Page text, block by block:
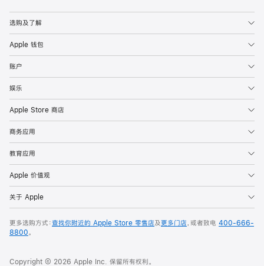
选购及了解
Apple 钱包
账户
娱乐
Apple Store 商店
商务应用
教育应用
Apple 价值观
关于 Apple
更多选购方式：查找你附近的 Apple Store 零售店及更多门店，或者致电 400-666-
8800。
Copyright © 2026 Apple Inc. 保留所有权利。